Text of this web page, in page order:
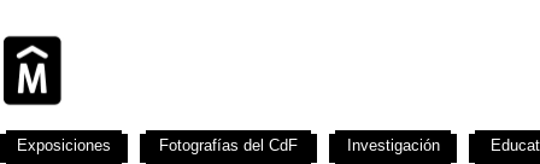
Exposiciones Fotografías del CdF Investigación